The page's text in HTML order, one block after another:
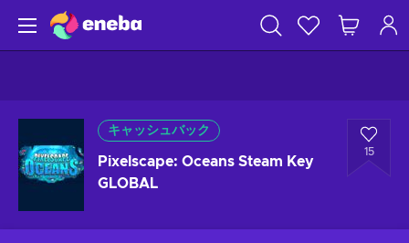
キャッシュバック
Pixelscape: Oceans Steam Key
GLOBAL
15